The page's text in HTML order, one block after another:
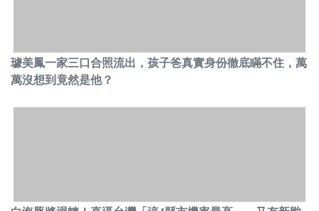
璩美鳳一家三口合照流出，孩子爸真實身份徹底瞞不住，萬
萬沒想到竟然是他？